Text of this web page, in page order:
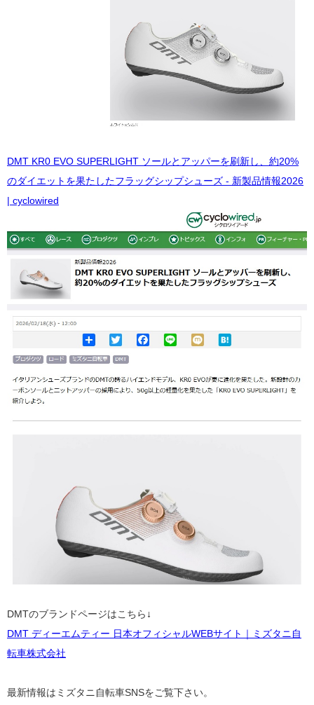
DMT KR0 EVO SUPERLIGHT ソールとアッパーを刷新し、約20%
のダイエットを果たしたフラッグシップシューズ - 新製品情報2026
| cyclowired
DMTのブランドページはこちら ↓
DMT ディーエムティー 日本オフィシャルWEBサイト｜ミズタニ自
転車株式会社
最新情報はミズタニ自転車SNSをご覧下さい。